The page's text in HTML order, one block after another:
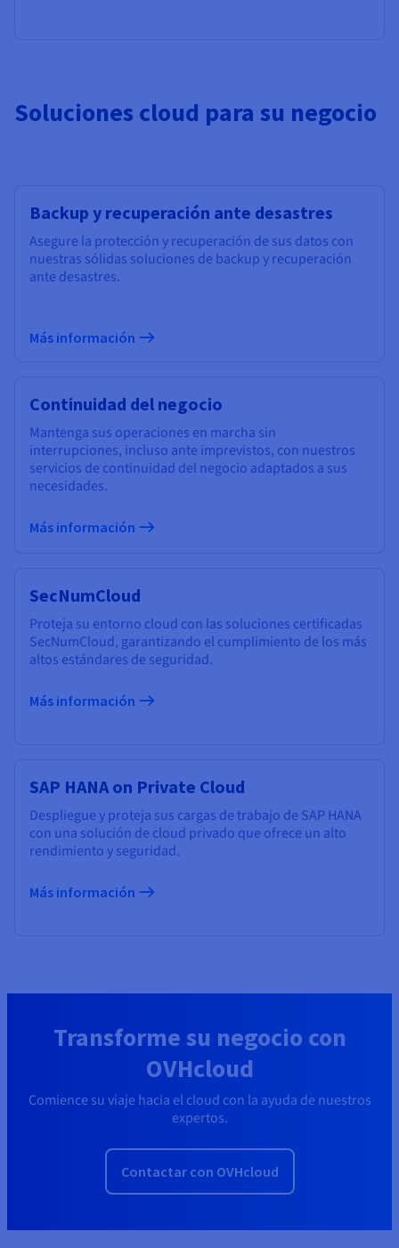
Soluciones cloud para su negocio
Backup y recuperación ante desastres
Asegure la protección y recuperación de sus datos con
nuestras sólidas soluciones de backup y recuperación
ante desastres.
Más información
Continuidad del negocio
Mantenga sus operaciones en marcha sin
interrupciones, incluso ante imprevistos, con nuestros
servicios de continuidad del negocio adaptados a sus
necesidades.
Más información
SecNumCloud
Proteja su entorno cloud con las soluciones certificadas
SecNumCloud, garantizando el cumplimiento de los más
altos estándares de seguridad.
Más información
SAP HANA on Private Cloud
Despliegue y proteja sus cargas de trabajo de SAP HANA
con una solución de cloud privado que ofrece un alto
rendimiento y seguridad.
Más información
Transforme su negocio con
OVHcloud
Comience su viaje hacia el cloud con la ayuda de nuestros
expertos.
Contactar con OVHcloud